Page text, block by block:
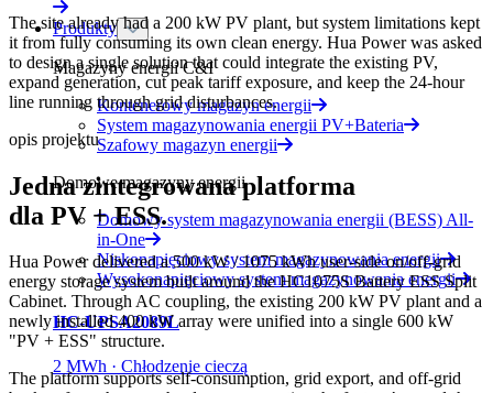
Produkty
Magazyny energii C&I
Kontenerowy magazyn energii
System magazynowania energii PV+Bateria
Szafowy magazyn energii
Domowe magazyny energii
Domowy system magazynowania energii (BESS) All-
in-One
Niskonapięciowy system magazynowania energii
Wysokonapięciowy system magazynowania energii
HC-UPSA2089L
2 MWh · Chłodzenie cieczą
The site already had a 200 kW PV plant, but system limitations kept
it from fully consuming its own clean energy. Hua Power was asked
to design a single solution that could integrate the existing PV,
expand generation, cut peak tariff exposure, and keep the 24-hour
line running through grid disturbances.
opis projektu
Jedna zintegrowana platforma
dla PV + ESS.
Hua Power delivered a 500 kW / 1075 kWh user-side on/off-grid
energy storage system built around the HC1075S Battery ESS Split
Cabinet. Through AC coupling, the existing 200 kW PV plant and a
newly installed 400 kW array were unified into a single 600 kW
"PV + ESS" structure.
The platform supports self-consumption, grid export, and off-grid